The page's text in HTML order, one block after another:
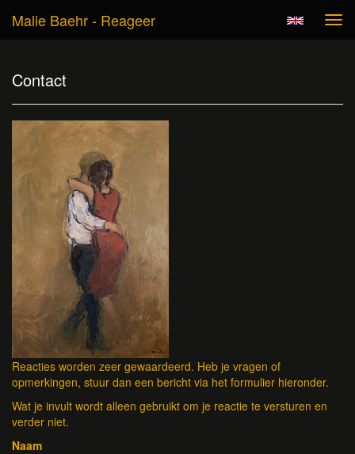
Malie Baehr - Reageer
Contact
Reacties worden zeer gewaardeerd. Heb je vragen of
opmerkingen, stuur dan een bericht via het formulier hieronder.
Wat je invult wordt alleen gebruikt om je reactie te versturen en
verder niet.
Naam